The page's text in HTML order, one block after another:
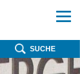
SUCHE